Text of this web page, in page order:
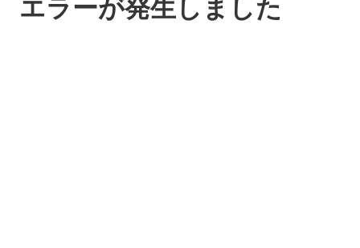
エラーが発生しました